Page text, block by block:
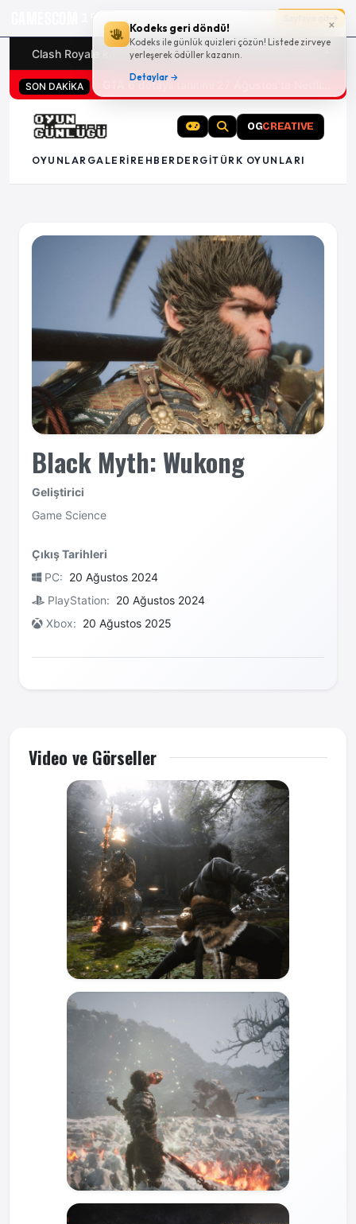
×
Kodeks geri döndü!
Kodeks ile günlük quizleri çözün! Listede zirveye
yerleşerek ödüller kazanın.
Detaylar →
19g 10:43:28
Clash Royale kodları Türk oyunları (PC ve konsollar) -
SON DAKİKA
OGCREATIVE
OYUNLAR GALERI REHBER DERGITÜRK OYUNLARI
Black Myth: Wukong
Geliştirici
Game Science
Çıkış Tarihleri
PC: 20 Ağustos 2024
PlayStation: 20 Ağustos 2024
Xbox: 20 Ağustos 2025
Video ve Görseller